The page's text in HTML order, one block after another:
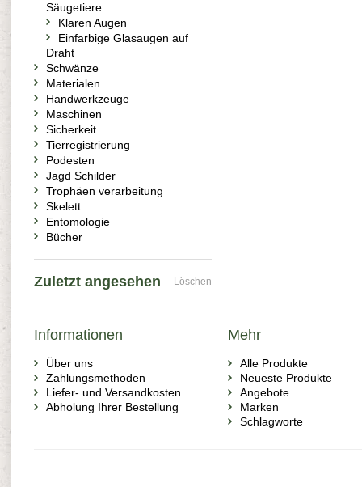
Säugetiere
Klaren Augen
Einfarbige Glasaugen auf
Draht
Schwänze
Materialen
Handwerkzeuge
Maschinen
Sicherkeit
Tierregistrierung
Podesten
Jagd Schilder
Trophäen verarbeitung
Skelett
Entomologie
Bücher
Zuletzt angesehen Löschen
Informationen
Über uns
Zahlungsmethoden
Liefer- und Versandkosten
Abholung Ihrer Bestellung
Mehr
Alle Produkte
Neueste Produkte
Angebote
Marken
Schlagworte